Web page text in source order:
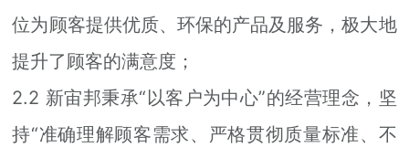
位为顾客提供优质、环保的产品及服务，极大地
提升了顾客的满意度；
2.2 新宙邦秉承“以客户为中心”的经营理念，坚
持“准确理解顾客需求、严格贯彻质量标准、不